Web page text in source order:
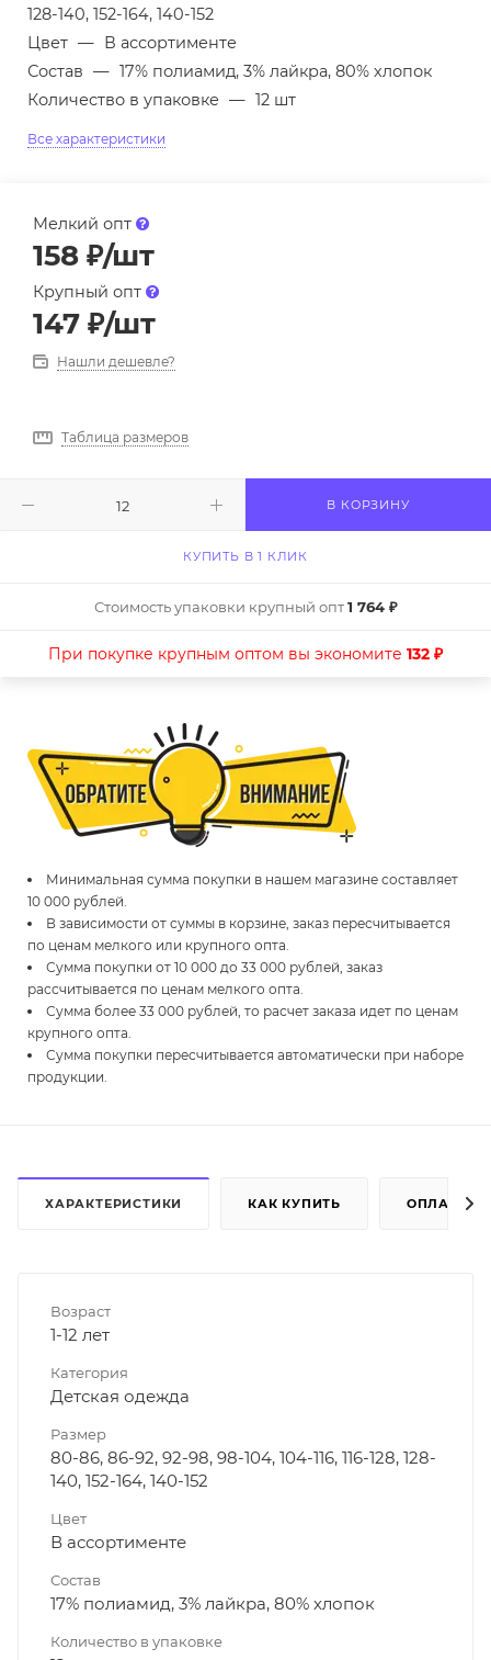
128-140, 152-164, 140-152
Цвет — В ассортименте
Состав — 17% полиамид, 3% лайкра, 80% хлопок
Количество в упаковке — 12 шт
Все характеристики
Мелкий опт
158 ₽/шт
Крупный опт
147 ₽/шт
Нашли дешевле?
Таблица размеров
В КОРЗИНУ
КУПИТЬ В 1 КЛИК
Стоимость упаковки крупный опт1 764 ₽
При покупке крупным оптом вы экономите 132 ₽
Минимальная сумма покупки в нашем магазине составляет
10 000 рублей.
В зависимости от суммы в корзине, заказ пересчитывается
по ценам мелкого или крупного опта.
Сумма покупки от 10 000 до 33 000 рублей, заказ
рассчитывается по ценам мелкого опта.
Сумма более 33 000 рублей, то расчет заказа идет по ценам
крупного опта.
Сумма покупки пересчитывается автоматически при наборе
продукции.
ХАРАКТЕРИСТИКИ КАК КУПИТЬ ОПЛАТА
Возраст
1-12 лет
Категория
Детская одежда
Размер
80-86, 86-92, 92-98, 98-104, 104-116, 116-128, 128-
140, 152-164, 140-152
Цвет
В ассортименте
Состав
17% полиамид, 3% лайкра, 80% хлопок
Количество в упаковке